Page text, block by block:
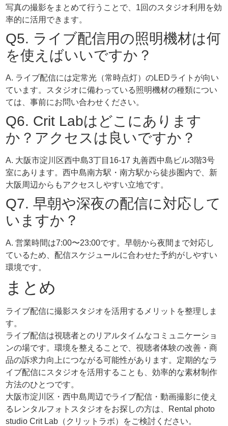
写真の撮影をまとめて行うことで、1回のスタジオ利用を効
率的に活用できます。
Q5. ライブ配信用の照明機材は何
を使えばいいですか？
A. ライブ配信には定常光（常時点灯）のLEDライトが向い
ています。スタジオに備わっている照明機材の種類につい
ては、事前にお問い合わせください。
Q6. Crit Labはどこにあります
か？アクセスは良いですか？
A. 大阪市淀川区西中島3丁目16-17 丸善西中島ビル3階3号
室にあります。西中島南方駅・南方駅から徒歩圏内で、新
大阪周辺からもアクセスしやすい立地です。
Q7. 早朝や深夜の配信に対応して
いますか？
A. 営業時間は7:00〜23:00です。早朝から夜間まで対応し
ているため、配信スケジュールに合わせた予約がしやすい
環境です。
まとめ
ライブ配信に撮影スタジオを活用するメリットを整理しま
す。
ライブ配信は視聴者とのリアルタイムなコミュニケーショ
ンの場です。環境を整えることで、視聴者体験の改善・商
品の訴求力向上につながる可能性があります。定期的なラ
イブ配信にスタジオを活用することも、効率的な素材制作
方法のひとつです。
大阪市淀川区・西中島周辺でライブ配信・動画撮影に使え
るレンタルフォトスタジオをお探しの方は、Rental photo
studio Crit Lab（クリットラボ）をご検討ください。